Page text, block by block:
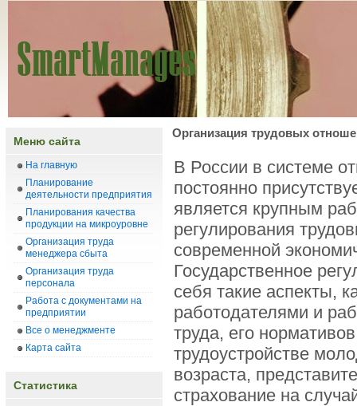
Меню сайта
На главную
Планирование
деятельности предприятия
Планирования качества
продукции на микроуровне
Организация труда
менеджера сбыта
Организация труда
персонала
Работа с документами на
предприятии
Все о менеджменте
Карта сайта
Статистика
Организация трудовых
В России в системе
постоянно
является крупным
регулирования
современной
Государственное
себя такие аспекты,
работодателями и
труда, его
трудоустройстве
возраста,
страхование на